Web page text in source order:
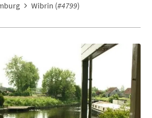
Wibrin (#4799)